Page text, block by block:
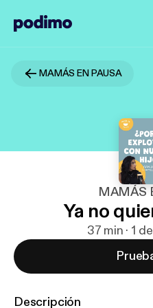
MAMÁS EN PAUSA
MAMÁS
Ya no
37 min · 1
Descripción